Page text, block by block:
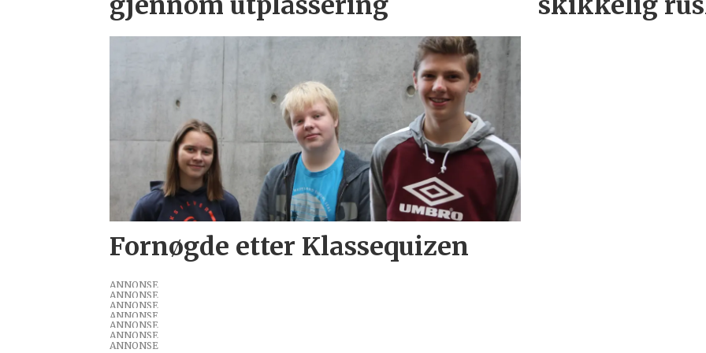
Fornøgde etter Klassequizen
ANNONSE
ANNONSE
ANNONSE
ANNONSE
ANNONSE
ANNONSE
ANNONSE